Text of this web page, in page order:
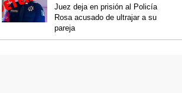
Juez deja en prisión al Policía
Rosa acusado de ultrajar a su
pareja